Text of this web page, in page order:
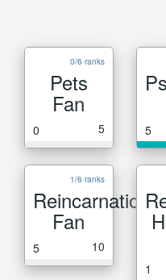
0/6 ranks
Pets
Fan
0 5 5
1/6 ranks
Reincarnation
Fan
5 10
1